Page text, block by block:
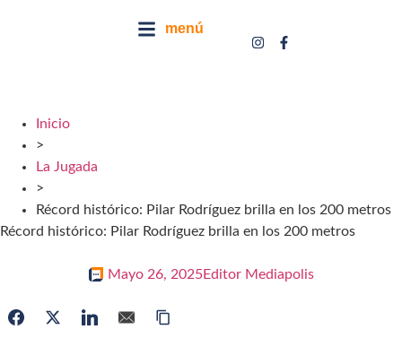
menú
Inicio
>
La Jugada
>
Récord histórico: Pilar Rodríguez brilla en los 200 metros
Récord histórico: Pilar Rodríguez brilla en los 200 metros
Mayo 26, 2025Editor Mediapolis